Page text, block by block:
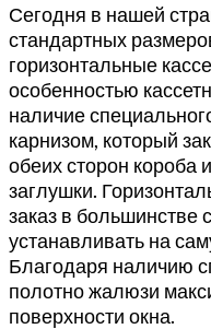
Сегодня в нашей
стандартных
горизонтальные
особенностью
наличие
карнизом, который
обеих сторон короба
заглушки.
заказ в большинстве
устанавливать на
Благодаря наличию
полотно жалюзи
поверхности окна.